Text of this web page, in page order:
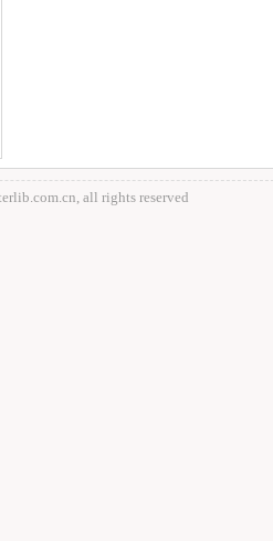
all rights reserved